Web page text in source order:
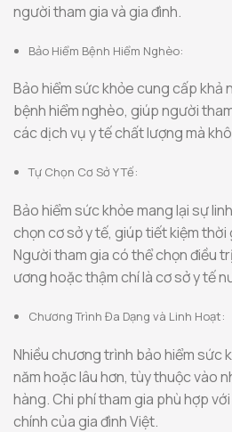
người tham gia và gia đình.
Bảo Hiểm Bệnh Hiểm Nghèo:
Bảo hiểm sức khỏe cung cấp khả
bệnh hiểm nghèo, giúp người
các dịch vụ y tế chất lượng mà
Tự Chọn Cơ Sở Y Tế:
Bảo hiểm sức khỏe mang lại sự
chọn cơ sở y tế, giúp tiết kiệm
Người tham gia có thể chọn điều
ương hoặc thậm chí là cơ sở y tế
Chương Trình Đa Dạng và Linh Hoạt:
Nhiều chương trình bảo hiểm sức
năm hoặc lâu hơn, tùy thuộc vào
hàng. Chi phí tham gia phù hợp
chính của gia đình Việt.